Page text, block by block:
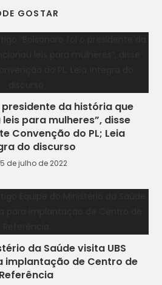
GOSTAR
da história que
para mulheres”, disse
Convenção do PL; Leia
do discurso
de julho de 2022
da Saúde visita UBS
implantação de Centro de
Referência